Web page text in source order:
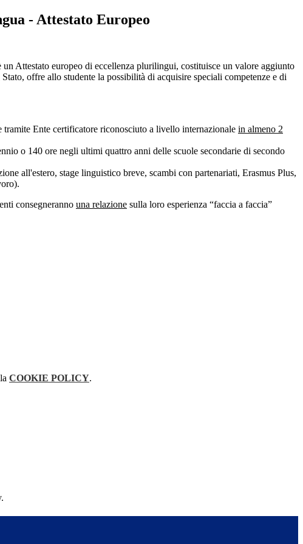
- Attestato Europeo
un Attestato europeo di eccellenza plurilingui, costituisce un valore aggiunto
offre allo studente la possibilità di acquisire speciali competenze e di
tramite Ente certificatore riconosciuto a livello internazionale in almeno 2
o 140 ore negli ultimi quattro anni delle scuole secondarie di secondo
all'estero, stage linguistico breve, scambi con partenariati, Erasmus Plus,
consegneranno una relazione sulla loro esperienza “faccia a faccia”
COOKIE POLICY.